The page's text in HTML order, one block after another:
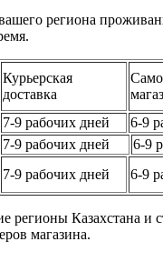
региона
Курьерская
доставка
7-9 рабочих дней
6-9
7-9 рабочих дней
6-9
7-9 рабочих дней 6-9
регионы Казахстана и
магазина.